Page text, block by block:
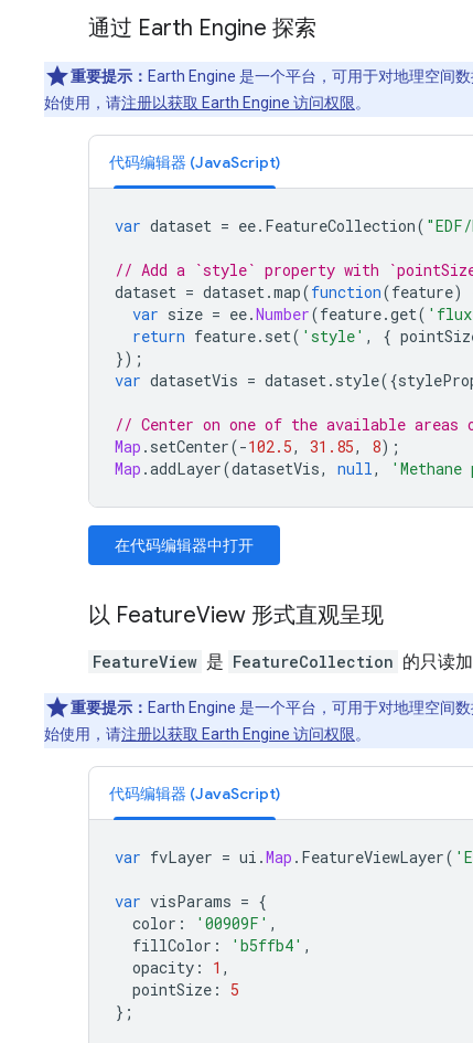
通过 Earth Engine 探索
重要提示： Earth Engine 是一个平台，可用于对地理空间
始使用，请注册以获取 Earth Engine 访问权限。
代码编辑器 (JavaScript)
var dataset = ee. FeatureCollection(
// Add a `style` property with
dataset = dataset.map(function(feature)
var size = ee.Number(feature.get(
return feature. set( 'style' , {
});
var datasetVis = dataset. style({
// Center on one of the available areas
Map . setCenter(-102.5, 31.85, 8);
Map .addLayer(datasetVis, null,
在代码编辑器中打开
以 FeatureView 形式直观呈现
FeatureView 是 FeatureCollection 的只读
重要提示： Earth Engine 是一个平台，可用于对地理空间
始使用，请注册以获取 Earth Engine 访问权限。
代码编辑器 (JavaScript)
var fvLayer = ui .Map . FeatureViewLayer(
var visParams = {
color : '00909F' ,
fillColor : 'b5ffb4' ,
opacity : 1 ,
pointSize :
5
};